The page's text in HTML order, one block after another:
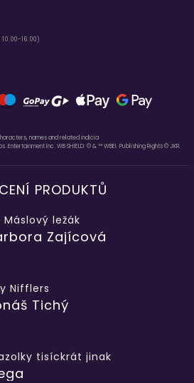
16.00)
characters, names and related indicia
Entertainment Inc. WB SHIELD: © & ™ WBEI. Publishing Rights © JKR.
PRODUKTŮ
ležák
Zajícová
Nifflers
Tichý
tisíckrát jinak